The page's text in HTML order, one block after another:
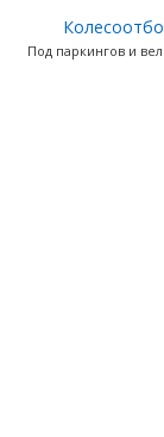
Под паркингов и